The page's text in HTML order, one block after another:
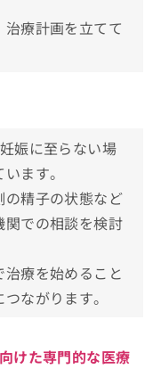
療法一覧
の基礎知
質問10選！
治療におすすめの
療計画を立てて
娠に至らない場
ます。
の精子の状態など
関での相談を検討
療を始めること
ながります。
けた専門的な医療